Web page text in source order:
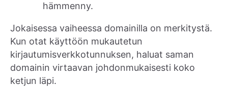
hämmenny.
Jokaisessa vaiheessa domainilla on merkitystä.
Kun otat käyttöön mukautetun
kirjautumisverkkotunnuksen, haluat saman
domainin virtaavan johdonmukaisesti koko
ketjun läpi.